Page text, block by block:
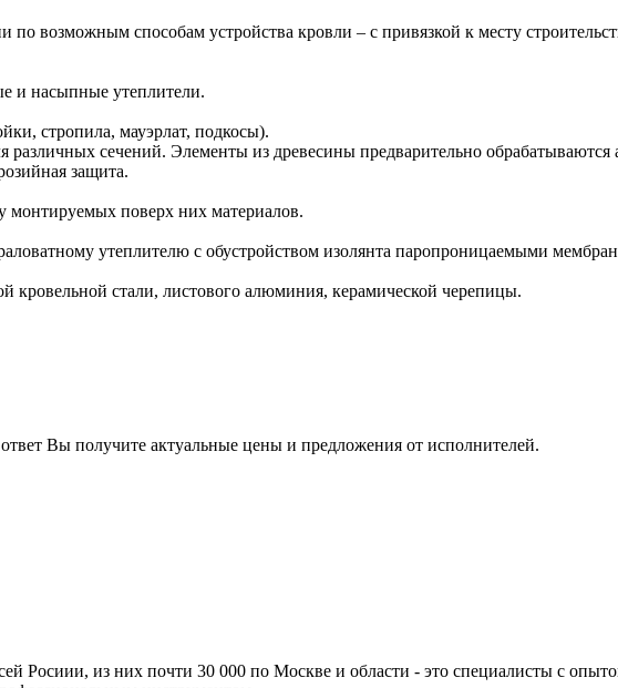
возможным способам устройства кровли – с привязкой к месту
и насыпные утеплители.
стропила, мауэрлат, подкосы).
различных сечений. Элементы из древесины предварительно
защита.
поверх них материалов.
утеплителю с обустройством изолянта паропроницаемыми
стали, листового алюминия, керамической черепицы.
Вы получите актуальные цены и предложения от исполнителей.
Росиии, из них почти 30 000 по Москве и области - это специалисты с